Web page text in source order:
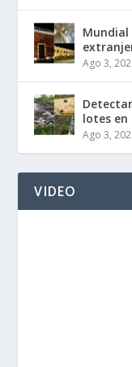
Ago 3,
lotes en
Ago 3,
VIDEO